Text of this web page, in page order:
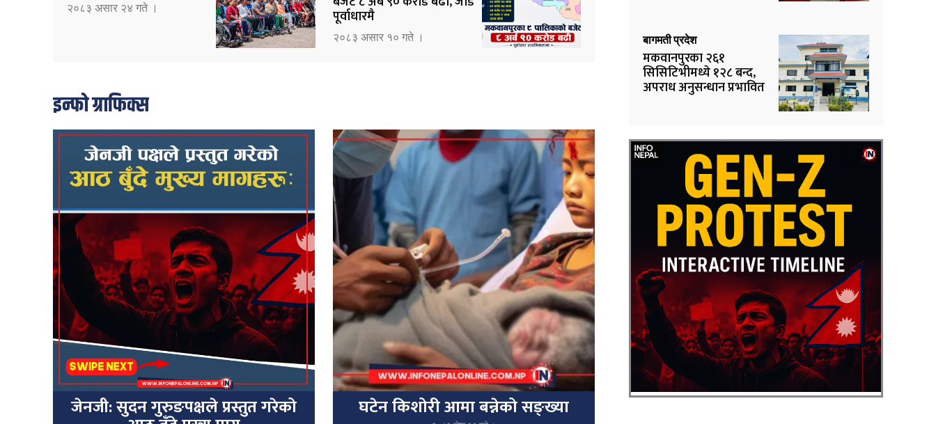
२०८३ असार २४ गते । पूर्वाधारमै
२०८३ असार १० गते ।
इन्फो ग्राफिक्स
जेनजी: सुदन गुरुङपक्षले प्रस्तुत गरेको घटेन किशोरी आमा बन्नेको सङ्ख्या
बागमती प्रदेश
मकवानपुरका २६१
सिसिटिभीमध्ये १२८ बन्द,
अपराध अनुसन्धान प्रभावित